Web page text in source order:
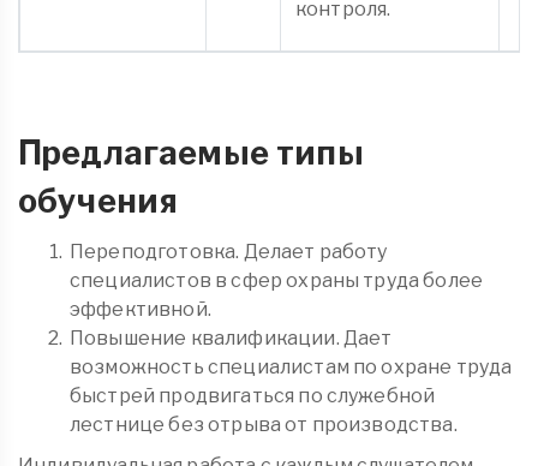
контроля.
Предлагаемые типы
обучения
Переподготовка. Делает работу
специалистов в сфер охраны труда более
эффективной.
Повышение квалификации. Дает
возможность специалистам по охране труда
быстрей продвигаться по служебной
лестнице без отрыва от производства.